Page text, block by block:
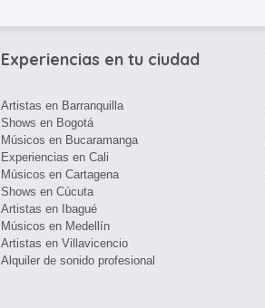
Experiencias en tu ciudad
Artistas en Barranquilla
Shows en Bogotá
Músicos en Bucaramanga
Experiencias en Cali
Músicos en Cartagena
Shows en Cúcuta
Artistas en Ibagué
Músicos en Medellín
Artistas en Villavicencio
Alquiler de sonido profesional